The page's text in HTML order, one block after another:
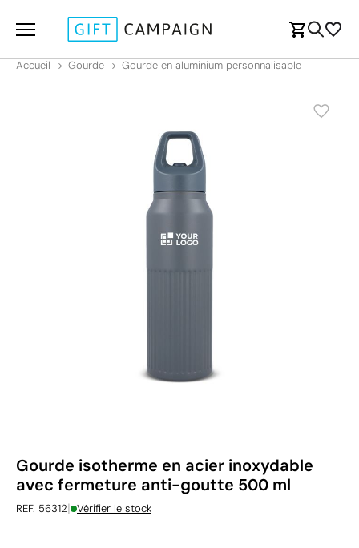
Accueil Gourde Gourde en aluminium personnalisable
Gourde isotherme en acier inoxydable
avec fermeture anti-goutte 500 ml
REF. 56312| Vérifier le stock